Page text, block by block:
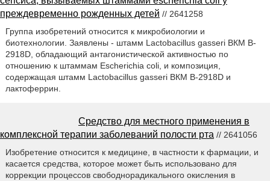
преждевременно рожденных детей // 2641258
Группа изобретений относится к микробиологии и
биотехнологии. Заявлены - штамм Lactobacillus gasseri ВКМ B-
2918D, обладающий антагонистической активностью по
отношению к штаммам Escherichia coli, и композиция,
содержащая штамм Lactobacillus gasseri ВКМ B-2918D и
лактоферрин.
Средство для местного применения в
комплексной терапии заболеваний полости рта // 2641056
Изобретение относится к медицине, в частности к фармации, и
касается средства, которое может быть использовано для
коррекции процессов свободнорадикального окисления в